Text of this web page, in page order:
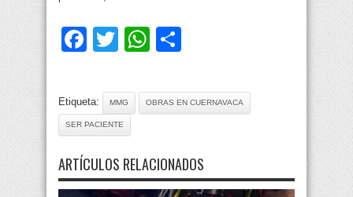
Facebook
TwitterWhatsApp
Etiqueta: MMG OBRAS EN CUERNAVACA
SER PACIENTE
ARTÍCULOS RELACIONADOS